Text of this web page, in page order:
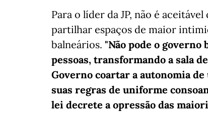
Para o líder da JP, não é
partilhar espaços de maior
balneários. "Não pode o governo
pessoas, transformando a sala
Governo coartar a autonomia
suas regras de uniforme
lei decrete a opressão das